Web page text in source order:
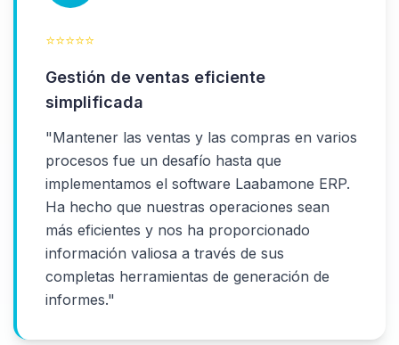
⭐⭐⭐⭐⭐
Gestión de ventas eficiente
simplificada
"Mantener las ventas y las compras en varios
procesos fue un desafío hasta que
implementamos el software Laabamone ERP.
Ha hecho que nuestras operaciones sean
más eficientes y nos ha proporcionado
información valiosa a través de sus
completas herramientas de generación de
informes."